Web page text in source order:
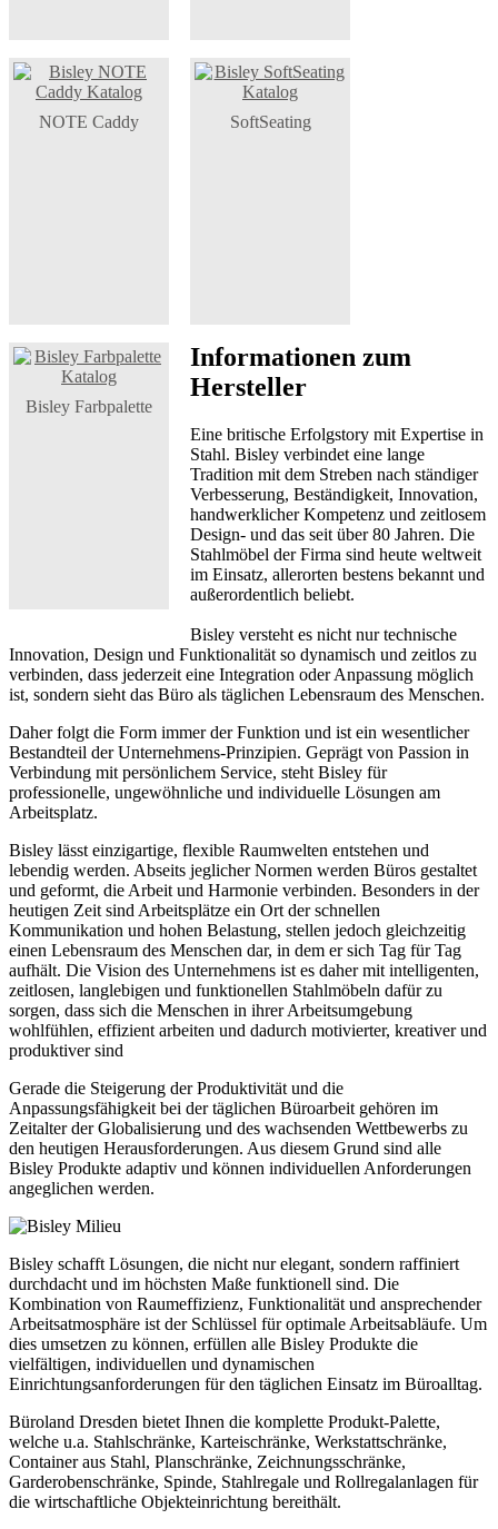
NOTE Caddy SoftSeating
Bisley Farbpalette
Informationen zum
Hersteller
Eine britische Erfolgstory mit Expertise in
Stahl. Bisley verbindet eine lange
Tradition mit dem Streben nach ständiger
Verbesserung, Beständigkeit, Innovation,
handwerklicher Kompetenz und zeitlosem
Design- und das seit über 80 Jahren. Die
Stahlmöbel der Firma sind heute weltweit
im Einsatz, allerorten bestens bekannt und
außerordentlich beliebt.
Bisley versteht es nicht nur technische
Innovation, Design und Funktionalität so dynamisch und zeitlos zu
verbinden, dass jederzeit eine Integration oder Anpassung möglich
ist, sondern sieht das Büro als täglichen Lebensraum des Menschen.
Daher folgt die Form immer der Funktion und ist ein wesentlicher
Bestandteil der Unternehmens-Prinzipien. Geprägt von Passion in
Verbindung mit persönlichem Service, steht Bisley für
professionelle, ungewöhnliche und individuelle Lösungen am
Arbeitsplatz.
Bisley lässt einzigartige, flexible Raumwelten entstehen und
lebendig werden. Abseits jeglicher Normen werden Büros gestaltet
und geformt, die Arbeit und Harmonie verbinden. Besonders in der
heutigen Zeit sind Arbeitsplätze ein Ort der schnellen
Kommunikation und hohen Belastung, stellen jedoch gleichzeitig
einen Lebensraum des Menschen dar, in dem er sich Tag für Tag
aufhält. Die Vision des Unternehmens ist es daher mit intelligenten,
zeitlosen, langlebigen und funktionellen Stahlmöbeln dafür zu
sorgen, dass sich die Menschen in ihrer Arbeitsumgebung
wohlfühlen, effizient arbeiten und dadurch motivierter, kreativer und
produktiver sind
Gerade die Steigerung der Produktivität und die
Anpassungsfähigkeit bei der täglichen Büroarbeit gehören im
Zeitalter der Globalisierung und des wachsenden Wettbewerbs zu
den heutigen Herausforderungen. Aus diesem Grund sind alle
Bisley Produkte adaptiv und können individuellen Anforderungen
angeglichen werden.
Bisley schafft Lösungen, die nicht nur elegant, sondern raffiniert
durchdacht und im höchsten Maße funktionell sind. Die
Kombination von Raumeffizienz, Funktionalität und ansprechender
Arbeitsatmosphäre ist der Schlüssel für optimale Arbeitsabläufe. Um
dies umsetzen zu können, erfüllen alle Bisley Produkte die
vielfältigen, individuellen und dynamischen
Einrichtungsanforderungen für den täglichen Einsatz im Büroalltag.
Büroland Dresden bietet Ihnen die komplette Produkt-Palette,
welche u.a. Stahlschränke, Karteischränke, Werkstattschränke,
Container aus Stahl, Planschränke, Zeichnungsschränke,
Garderobenschränke, Spinde, Stahlregale und Rollregalanlagen für
die wirtschaftliche Objekteinrichtung bereithält.